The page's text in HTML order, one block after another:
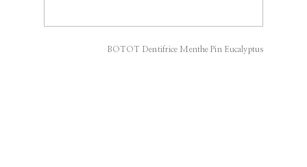
BOTOT Dentifrice Menthe Pin Eucalyptus